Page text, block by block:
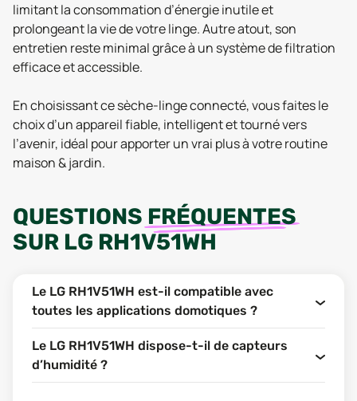
limitant la consommation d’énergie inutile et
prolongeant la vie de votre linge. Autre atout, son
entretien reste minimal grâce à un système de filtration
efficace et accessible.
En choisissant ce sèche-linge connecté, vous faites le
choix d’un appareil fiable, intelligent et tourné vers
l’avenir, idéal pour apporter un vrai plus à votre routine
maison & jardin.
QUESTIONS FRÉQUENTES
SUR LG RH1V51WH
Le LG RH1V51WH est-il compatible avec
toutes les applications domotiques ?
Le LG RH1V51WH dispose-t-il de capteurs
d’humidité ?